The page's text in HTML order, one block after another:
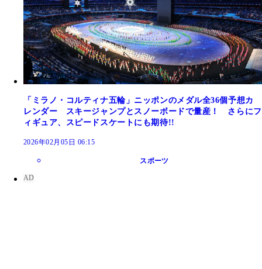
「ミラノ・コルティナ五輪」ニッポンのメダル全36個予想カ
レンダー スキージャンプとスノーボードで量産！ さらにフ
ィギュア、スピードスケートにも期待!!
2026年02月05日 06:15
スポーツ